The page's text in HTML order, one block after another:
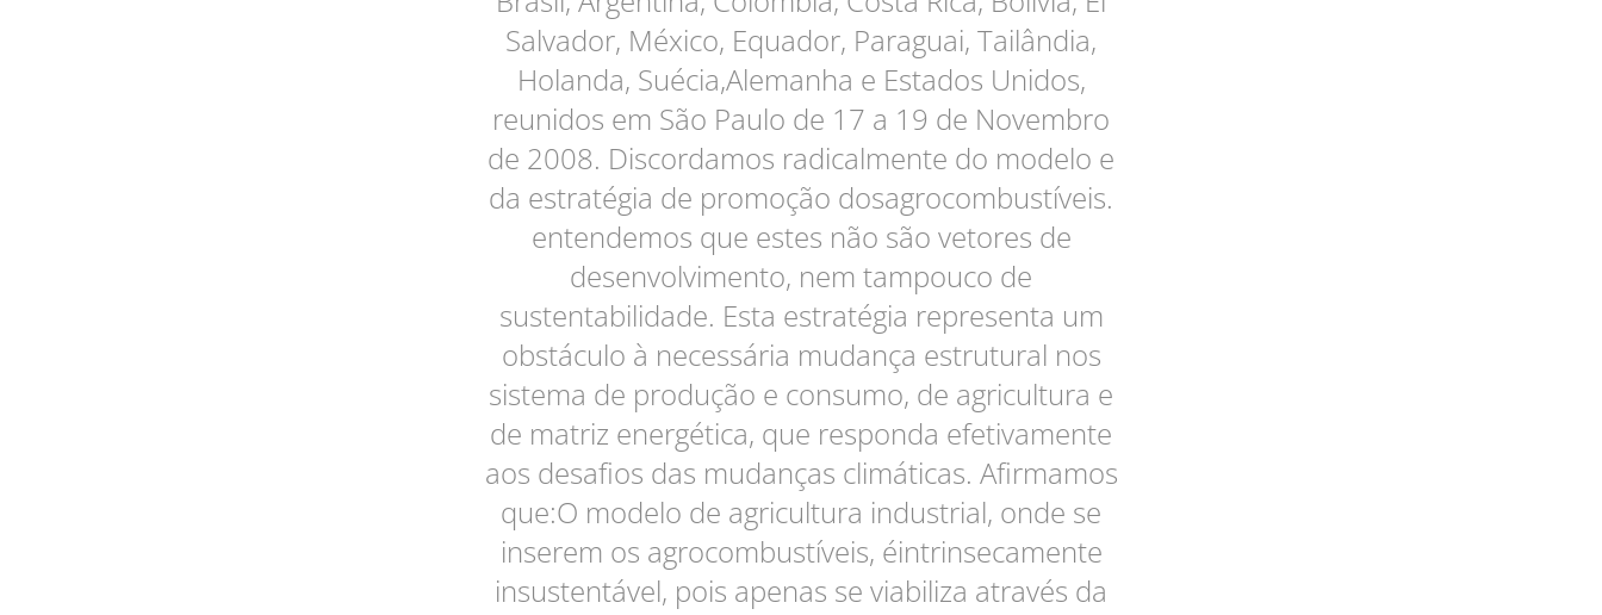
Salvador, México, Equador, Paraguai, Tailândia,
Holanda, Suécia,Alemanha e Estados Unidos,
reunidos em São Paulo de 17 a 19 de Novembro
de 2008. Discordamos radicalmente do modelo e
da estratégia de promoção dosagrocombustíveis.
entendemos que estes não são vetores de
desenvolvimento, nem tampouco de
sustentabilidade. Esta estratégia representa um
obstáculo à necessária mudança estrutural nos
sistema de produção e consumo, de agricultura e
de matriz energética, que responda efetivamente
aos desafios das mudanças climáticas. Afirmamos
que:O modelo de agricultura industrial, onde se
inserem os agrocombustíveis, éintrinsecamente
insustentável, pois apenas se viabiliza através da